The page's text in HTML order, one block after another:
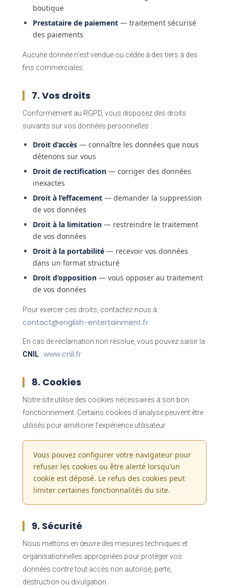
boutique
Prestataire de paiement — traitement sécurisé
des paiements
Aucune donnée n’est vendue ou cédée à des tiers à des
fins commerciales.
7. Vos droits
Conformément au RGPD, vous disposez des droits
suivants sur vos données personnelles :
Droit d’accès — connaître les données que nous
détenons sur vous
Droit de rectification — corriger des données
inexactes
Droit à l’effacement — demander la suppression
de vos données
Droit à la limitation — restreindre le traitement
de vos données
Droit à la portabilité — recevoir vos données
dans un format structuré
Droit d’opposition — vous opposer au traitement
de vos données
Pour exercer ces droits, contactez-nous à :
contact@english-entertainment.fr
En cas de réclamation non résolue, vous pouvez saisir la
CNIL : www.cnil.fr
8. Cookies
Notre site utilise des cookies nécessaires à son bon
fonctionnement. Certains cookies d’analyse peuvent être
utilisés pour améliorer l’expérience utilisateur.
Vous pouvez configurer votre navigateur pour
refuser les cookies ou être alerté lorsqu’un
cookie est déposé. Le refus des cookies peut
limiter certaines fonctionnalités du site.
9. Sécurité
Nous mettons en œuvre des mesures techniques et
organisationnelles appropriées pour protéger vos
données contre tout accès non autorisé, perte,
destruction ou divulgation.